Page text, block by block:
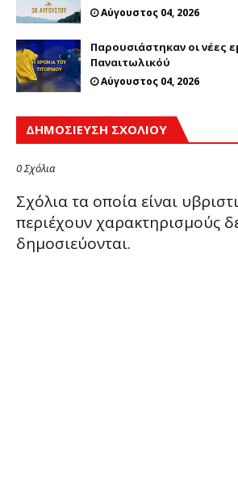
Αύγουστος 04, 2026
Παρουσιάστηκαν οι νέες
Παναιτωλικόύ
Αύγουστος 04, 2026
ΔΗΜΟΣΊΕΥΣΗ ΣΧΟΛΊΟΥ
0 Σχόλια
Σχόλια τα οποία είναι
περιέχουν χαρακτηρισμούς
δημοσιεύονται.